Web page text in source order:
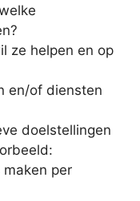
ze helpen en op
en/of diensten
doelstellingen
per